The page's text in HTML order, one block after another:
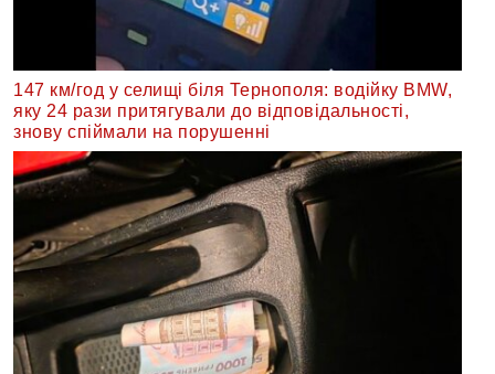
147 км/год у селищі біля Тернополя: водійку BMW,
яку 24 рази притягували до відповідальності,
знову спіймали на порушенні